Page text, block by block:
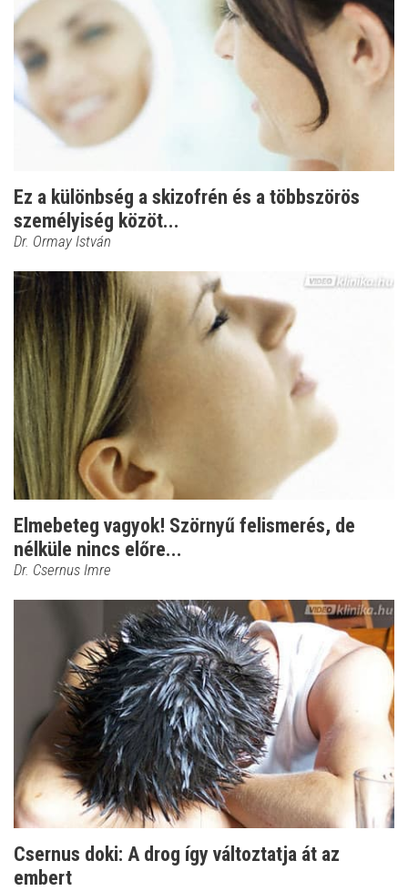
Ez a különbség a skizofrén és a többszörös
személyiség közöt...
Dr. Ormay István
Elmebeteg vagyok! Szörnyű felismerés, de
nélküle nincs előre...
Dr. Csernus Imre
Csernus doki: A drog így változtatja át az
embert